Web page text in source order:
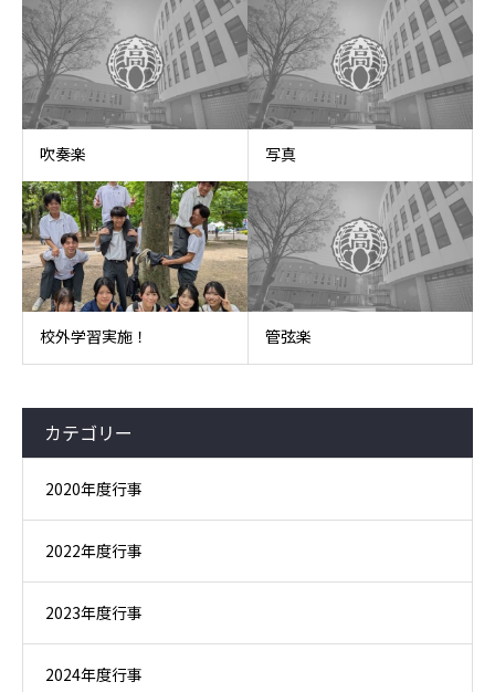
吹奏楽 写真
校外学習実施！ 管弦楽
カテゴリー
2020年度行事
2022年度行事
2023年度行事
2024年度行事